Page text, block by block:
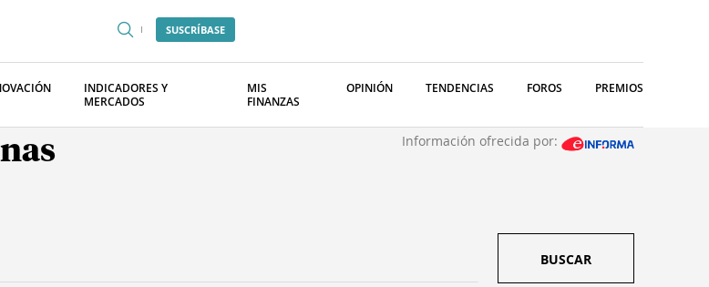
SUSCRÍBASE
INDICADORES Y
MERCADOS
MIS
FINANZAS
OPINIÓN TENDENCIAS FOROS PREMIOS
Información ofrecida por:
BUSCAR